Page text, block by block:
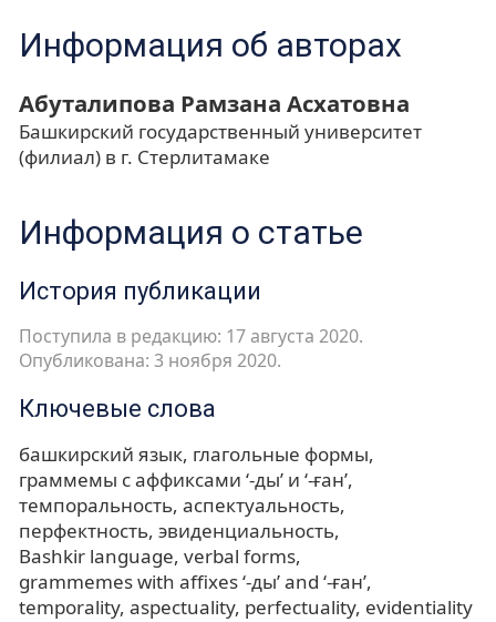
Информация об авторах
Абуталипова Рамзана Асхатовна
Башкирский государственный университет
(филиал) в г. Стерлитамаке
Информация о статье
История публикации
Поступила в редакцию: 17 августа 2020.
Опубликована: 3 ноября 2020.
Ключевые слова
башкирский язык глагольные формы
граммемы с аффиксами ‘-ды’ и ‘-ған’
темпоральность аспектуальность
перфектность эвиденциальность
Bashkir language verbal forms
grammemes with affixes ‘-ды’ and ‘-ған’
temporality aspectuality perfectuality evidentiality